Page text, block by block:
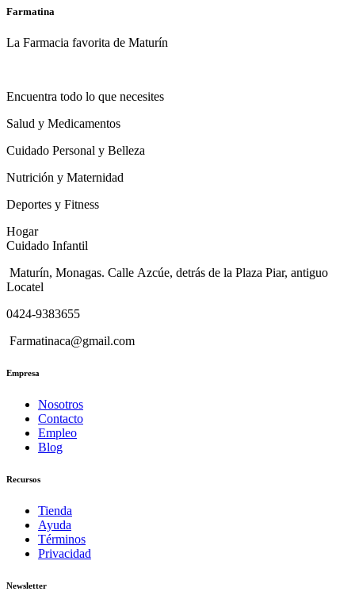
Farmatina
La Farmacia favorita de Maturín
Encuentra todo lo que necesites
Salud y Medicamentos
Cuidado Personal y Belleza
Nutrición y Maternidad
Deportes y Fitness
Hogar
Cuidado Infantil
Maturín, Monagas. Calle Azcúe, detrás de la Plaza Piar, antiguo
Locatel
0424-9383655
Farmatinaca@gmail.com
Empresa
Nosotros
Contacto
Empleo
Blog
Recursos
Tienda
Ayuda
Términos
Privacidad
Newsletter